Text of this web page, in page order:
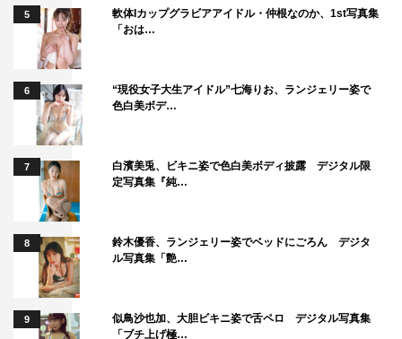
るせりふがあって。実は、このせりふが『リビングの松永
さん』の中で一番好きなんです。好きな人への思いについ
てのせりふなんですけど、私はめっちゃトキメキました！
シチュエーションもすてきですし、やっぱり一度は言われ
てみたいせりふなんです！」と力説。
さらに、「松永さんの言葉って、めちゃくちゃ名言が多い
んですよね。やっぱりストレートに思いを伝えてくれるキ
ャラクターだからこそ刺さるものが多いんです。その中で
も今回のせりふは、松永さんの愛がじわじわと伝わってく
る。本当にキューって胸の奥が染みるようなせりふなの
で、ぜひ楽しみにしていただけたらうれしいです」とコメ
ント。
5
軟体Iカップグラビアアイドル・仲根なのか、1st写真集
「おは…
6
“現役女子大生アイドル”七海りお、ランジェリー姿で
色白美ボデ…
7
白濱美兎、ビキニ姿で色白美ボディ披露 デジタル限
定写真集『純…
8
鈴木優香、ランジェリー姿でベッドにごろん デジタ
ル写真集「艶…
9
似鳥沙也加、大胆ビキニ姿で舌ペロ デジタル写真集
「ブチ上げ極…